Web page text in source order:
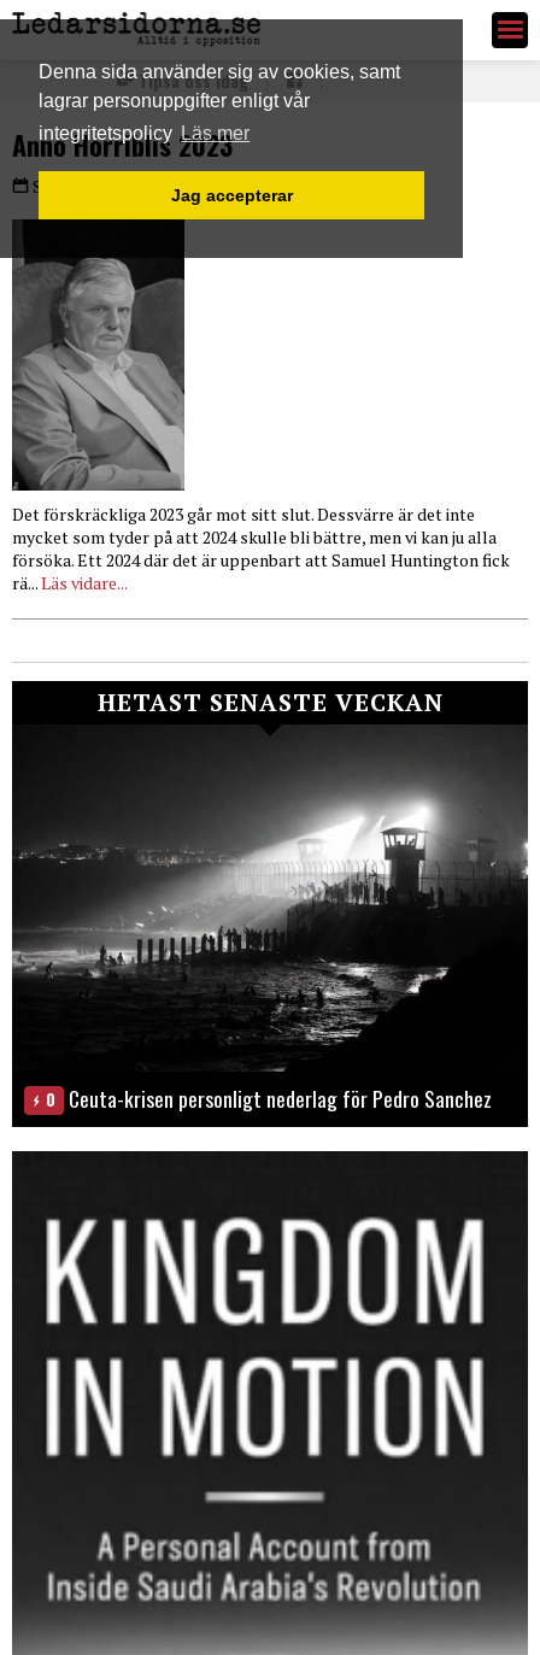
Denna sida använder sig av cookies, samt
lagrar personuppgifter enligt vår
integritetspolicy Läs mer
Jag accepterar
Ledarsidorna.se
Tipsa oss idag
Anno Horriblis 2023
Söndag 31 dec 2023
Det förskräckliga 2023 går mot sitt slut. Dessvärre är det inte
mycket som tyder på att 2024 skulle bli bättre, men vi kan ju alla
försöka. Ett 2024 där det är uppenbart att Samuel Huntington fick
rä...Läs vidare...
HETAST SENASTE VECKAN
0 Ceuta-krisen personligt nederlag för Pedro Sanchez